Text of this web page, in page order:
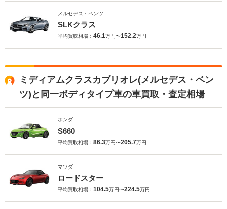
メルセデス・ベンツ
SLKクラス
平均買取相場： 46.1万円〜152.2万円
ミディアムクラスカブリオレ(メルセデス・ベン
ツ)と同一ボディタイプ車の車買取・査定相場
ホンダ
S660
平均買取相場： 86.3万円〜205.7万円
マツダ
ロードスター
平均買取相場： 104.5万円〜224.5万円